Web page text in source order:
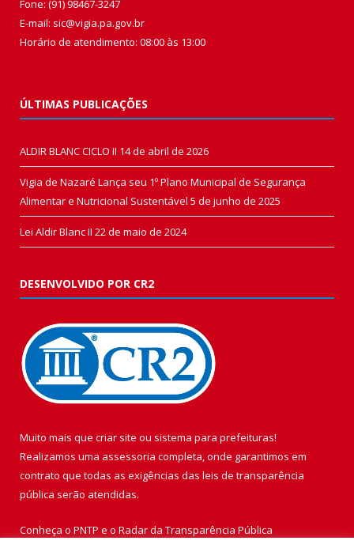
Fone: (91) 98467-3247
E-mail: sic@vigia.pa.gov.br
Horário de atendimento: 08:00 às 13:00
ÚLTIMAS PUBLICAÇÕES
ALDIR BLANC CICLO II 14 de abril de 2026
Vigia de Nazaré Lança seu 1º Plano Municipal de Segurança
Alimentar e Nutricional Sustentável 5 de junho de 2025
Lei Aldir Blanc II 22 de maio de 2024
DESENVOLVIDO POR CR2
Muito mais que criar site ou sistema para prefeituras!
Realizamos uma assessoria completa, onde garantimos em
contrato que todas as exigências das leis de transparência
pública serão atendidas.
Conheça o PNTP e o Radar da Transparência Pública